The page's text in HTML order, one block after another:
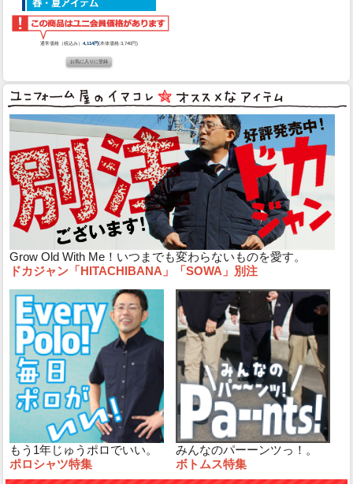
通常価格（税込み）4,114円(本体価格:3,740円)
Grow Old With Me！いつまでも変わらないものを愛す。
ドカジャン「HITACHIBANA」「SOWA」別注
もう1年じゅうポロでいい。
ポロシャツ特集
みんなのパーーンツっ！。
ボトムス特集